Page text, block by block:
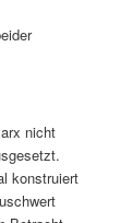
nicht
konstruiert